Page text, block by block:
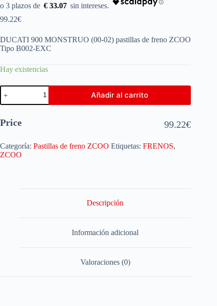
€ 33.07
99.22€
DUCATI 900 MONSTRUO (00-02) pastillas de freno ZCOO
Tipo B002-EXC
Hay existencias
Añadir al carrito
Price 99.22€
Categoría: Pastillas de freno ZCOO Etiquetas: FRENOS,
ZCOO
Descripción
Información adicional
Valoraciones (0)